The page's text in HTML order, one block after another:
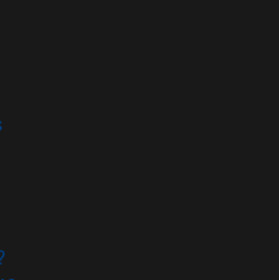
ventana)
(abre en nueva ventana)
en nueva ventana)